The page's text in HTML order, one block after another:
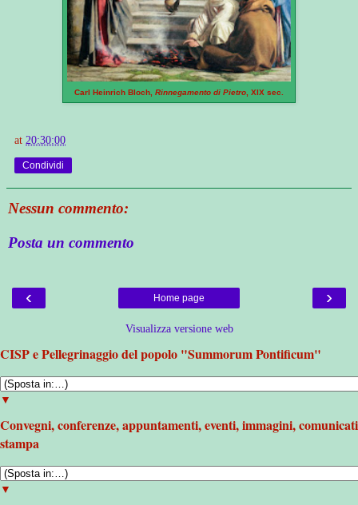
Carl Heinrich Bloch, Rinnegamento di Pietro , XIX sec.
at 20:30:00
Condividi
Nessun commento:
Posta un commento
‹ ›
Home page
Visualizza versione web
CISP e Pellegrinaggio del popolo "Summorum Pontificum"
▼
Convegni, conferenze, appuntamenti, eventi, immagini, comunicati
stampa
▼